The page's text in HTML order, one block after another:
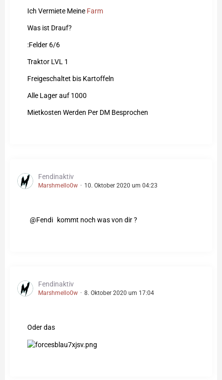
Ich Vermiete Meine Farm
Was ist Drauf?
:Felder 6/6
Traktor LVL 1
Freigeschaltet bis Kartoffeln
Alle Lager auf 1000
Mietkosten Werden Per DM Besprochen
Fendinaktiv
Marshmello0w 10. Oktober 2020 um 04:23
Fendi kommt noch was von dir ?
Fendinaktiv
Marshmello0w 8. Oktober 2020 um 17:04
Oder das